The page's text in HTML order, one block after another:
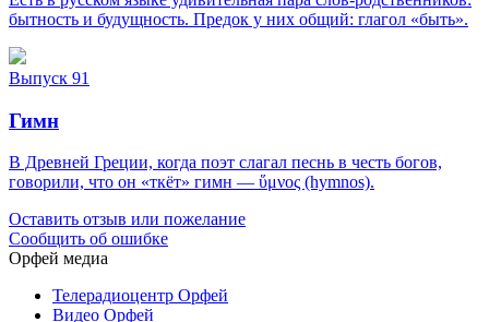
бытность и будущность. Предок у них общий: глагол «быть».
Выпуск 91
Гимн
В Древней Греции, когда поэт слагал песнь в честь богов,
говорили, что он «ткёт» гимн — ὕμνος (hymnos).
Оставить отзыв или пожелание
Сообщить об ошибке
Орфей медиа
Телерадиоцентр Орфей
Видео Орфей